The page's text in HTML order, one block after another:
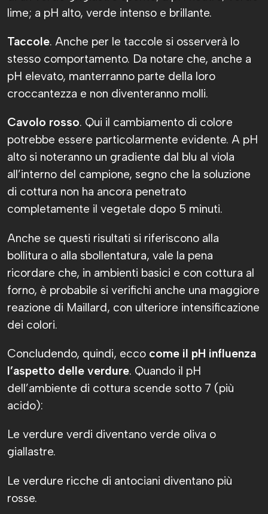
lime; a pH alto, verde intenso e brillante.
Taccole. Anche per le taccole si osserverà lo
stesso comportamento. Da notare che, anche a
pH elevato, manterranno parte della loro
croccantezza e non diventeranno molli.
Cavolo rosso. Qui il cambiamento di colore
potrebbe essere particolarmente evidente. A pH
alto si noteranno un gradiente dal blu al viola
all’interno del campione, segno che la soluzione
di cottura non ha ancora penetrato
completamente il vegetale dopo 5 minuti.
Anche se questi risultati si riferiscono alla
bollitura o alla sbollentatura, vale la pena
ricordare che, in ambienti basici e con cottura al
forno, è probabile si verifichi anche una maggiore
reazione di Maillard, con ulteriore intensificazione
dei colori.
Concludendo, quindi, ecco come il pH influenza
l’aspetto delle verdure. Quando il pH
dell’ambiente di cottura scende sotto 7 (più
acido):
Le verdure verdi diventano verde oliva o
giallastre.
Le verdure ricche di antociani diventano più
rosse.